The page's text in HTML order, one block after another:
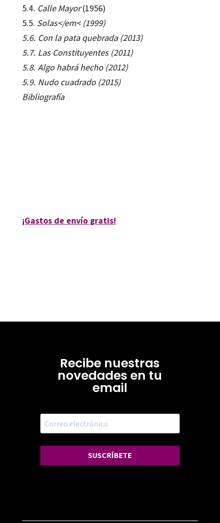
5.4. Calle Mayor(1956)
5.5. Solas</em< (1999)
5.6. Con la pata quebrada(2013)
5.7. Las Constituyentes(2011)
5.8. Algo habrá hecho(2012)
5.9. Nudo cuadrado(2015)
Bibliografía
¡Gastos de envío gratis!
Recibe nuestras
novedades en tu
email
SUSCRÍBETE